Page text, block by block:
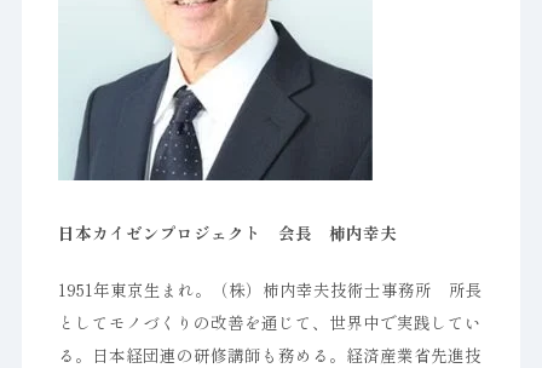
日本カイゼンプロジェクト 会長 柿内幸夫
1951年東京生まれ。（株）柿内幸夫技術士事務所 所長
としてモノづくりの改善を通じて、世界中で実践してい
る。日本経団連の研修講師も務める。経済産業省先進技